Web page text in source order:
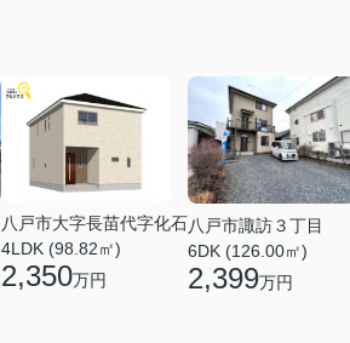
八戸市大字長苗代字化石
4LDK (98.82㎡)
2,350万円
八戸市諏訪３丁目
6DK (126.00㎡)
2,399万円